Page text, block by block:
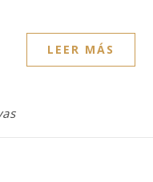
LEER MÁS